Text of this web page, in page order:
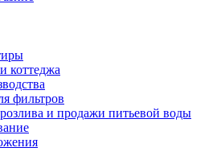
коттеджа
фильтров
и продажи питьевой воды